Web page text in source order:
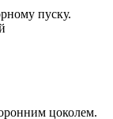
пуску.
цоколем.